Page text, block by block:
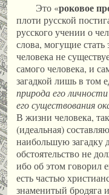
Это «роковое
плоти русской
русского учении о
слова, могущие
человека не
самого человека, и
загадкой лишь в том
природа его
его существования
В жизни человека,
(идеальная)
наибольшую загадку
обстоятельство не
ибо об этом
есть частью
знаменитый